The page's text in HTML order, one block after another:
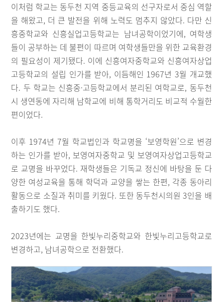
이처럼 학교는 동두천 지역 중등교육의 선구자로서 중심 역할
을 해왔고, 더 큰 발전을 위해 노력도 멈추지 않았다. 다만 신
흥중학교와 신흥실업고등학교는 남녀공학이었기에, 여학생
들이 공부하는 데 불편이 따르며 여학생들만을 위한 교육환경
의 필요성이 제기됐다. 이에 신흥여자중학교와 신흥여자상업
고등학교의 설립 인가를 받아, 이듬해인 1967년 3월 개교했
다. 두 학교는 신흥중·고등학교에서 분리된 여학교로, 동두천
시 생연동에 자리해 남학교에 비해 통학거리도 비교적 수월한
편이었다.
이후 1974년 7월 학교법인과 학교명을 ‘보영학원’으로 변경
하는 인가를 받아, 보영여자중학교 및 보영여자상업고등학교
로 교명을 바꾸었다. 재학생들은 기독교 정신에 바탕을 둔 다
양한 여성교육을 통해 학덕과 교양을 쌓는 한편, 각종 동아리
활동으로 소질과 취미를 키웠다. 또한 동두천시의원 3인을 배
출하기도 했다.
2023년에는 교명을 한빛누리중학교와 한빛누리고등학교로
변경하고, 남녀공학으로 전환했다.